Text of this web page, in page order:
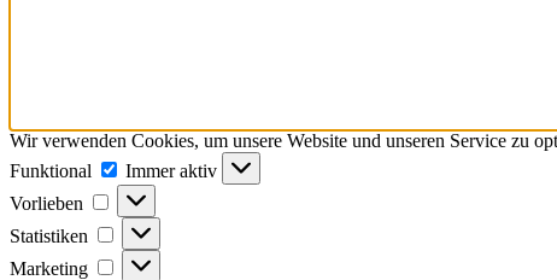
Wir verwenden Cookies, um unsere Website und unseren Service zu
Funktional
Funktional
Immer aktiv
Vorlieben
Vorlieben
Statistiken Statistiken
Marketing Marketing